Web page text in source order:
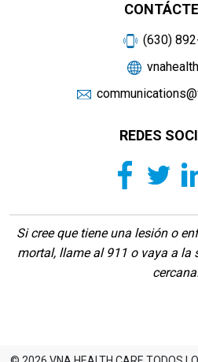
(630)
REDES
Si cree que tiene una lesión o
mortal, llame al 911 o vaya a la
cercana.